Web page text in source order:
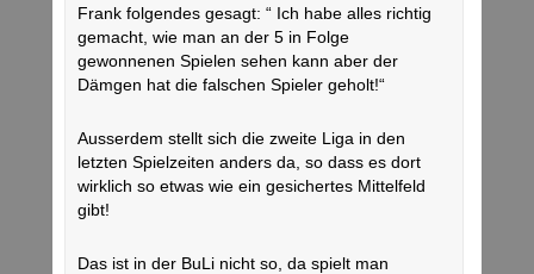
Frank folgendes gesagt: “ Ich habe alles richtig
gemacht, wie man an der 5 in Folge
gewonnenen Spielen sehen kann aber der
Dämgen hat die falschen Spieler geholt!“
Ausserdem stellt sich die zweite Liga in den
letzten Spielzeiten anders da, so dass es dort
wirklich so etwas wie ein gesichertes Mittelfeld
gibt!
Das ist in der BuLi nicht so, da spielt man